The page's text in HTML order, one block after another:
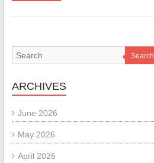
Search
ARCHIVES
June 2026
May 2026
April 2026